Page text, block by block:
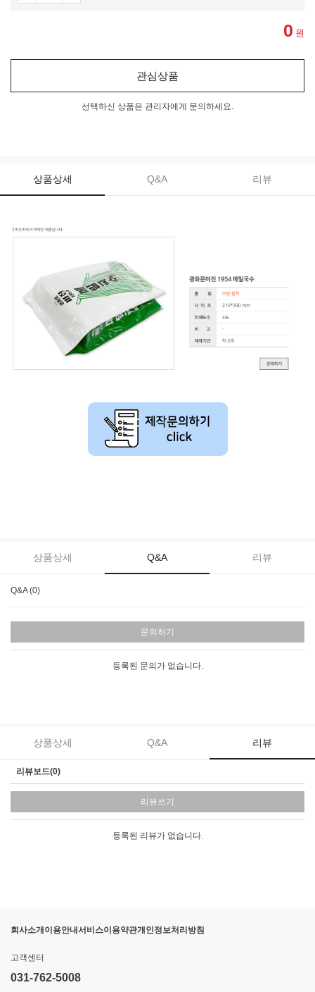
0 원
관심상품
선택하신 상품은 관리자에게 문의하세요.
상품상세 Q&A 리뷰
상품상세 Q&A 리뷰
Q&A (0)
문의하기
등록된 문의가 없습니다.
상품상세 Q&A 리뷰
리뷰보드(0)
리뷰쓰기
등록된 리뷰가 없습니다.
회사소개이용안내서비스이용약관개인정보처리방침
고객센터
031-762-5008